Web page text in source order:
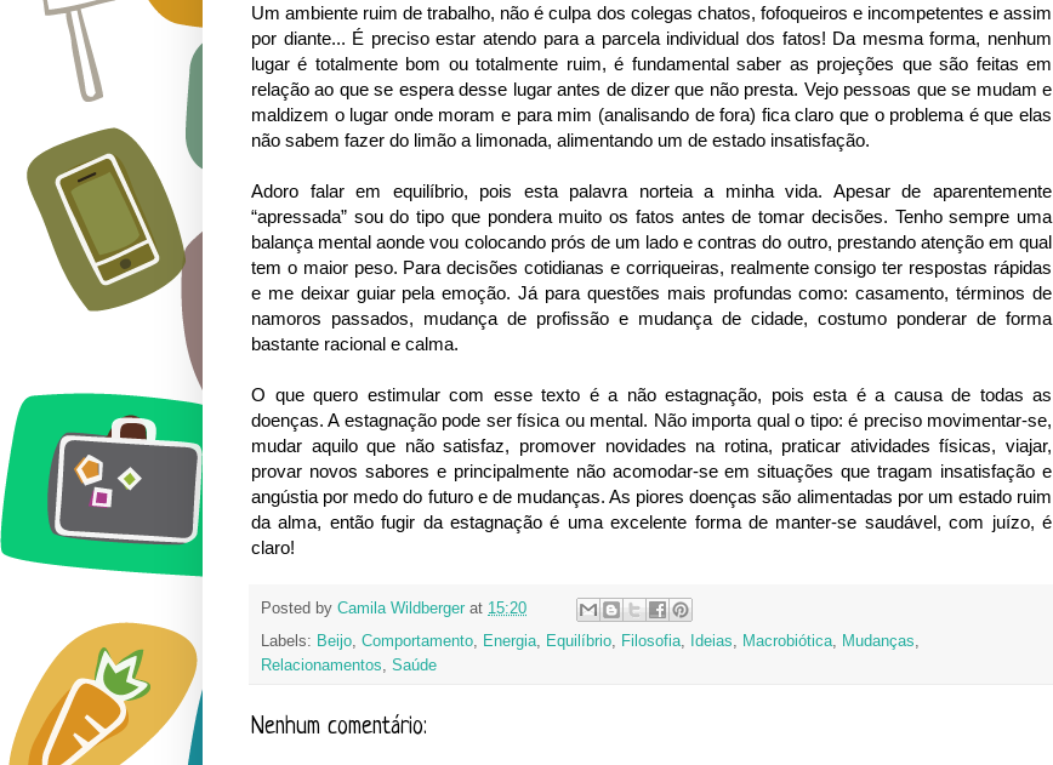
Um ambiente ruim de trabalho, não é culpa dos colegas chatos, fofoqueiros e incompetentes e assim
por diante... É preciso estar atendo para a parcela individual dos fatos! Da mesma forma, nenhum
lugar é totalmente bom ou totalmente ruim, é fundamental saber as projeções que são feitas em
relação ao que se espera desse lugar antes de dizer que não presta. Vejo pessoas que se mudam e
maldizem o lugar onde moram e para mim (analisando de fora) fica claro que o problema é que elas
não sabem fazer do limão a limonada, alimentando um de estado insatisfação.
Adoro falar em equilíbrio, pois esta palavra norteia a minha vida. Apesar de aparentemente
“apressada” sou do tipo que pondera muito os fatos antes de tomar decisões. Tenho sempre uma
balança mental aonde vou colocando prós de um lado e contras do outro, prestando atenção em qual
tem o maior peso. Para decisões cotidianas e corriqueiras, realmente consigo ter respostas rápidas
e me deixar guiar pela emoção. Já para questões mais profundas como: casamento, términos de
namoros passados, mudança de profissão e mudança de cidade, costumo ponderar de forma
bastante racional e calma.
O que quero estimular com esse texto é a não estagnação, pois esta é a causa de todas as
doenças. A estagnação pode ser física ou mental. Não importa qual o tipo: é preciso movimentar-se,
mudar aquilo que não satisfaz, promover novidades na rotina, praticar atividades físicas, viajar,
provar novos sabores e principalmente não acomodar-se em situações que tragam insatisfação e
angústia por medo do futuro e de mudanças. As piores doenças são alimentadas por um estado ruim
da alma, então fugir da estagnação é uma excelente forma de manter-se saudável, com juízo, é
claro!
Posted by Camila Wildberger at 15:20
Labels: Beijo, Comportamento, Energia, Equilíbrio, Filosofia, Ideias, Macrobiótica, Mudanças,
Relacionamentos, Saúde
Nenhum comentário: